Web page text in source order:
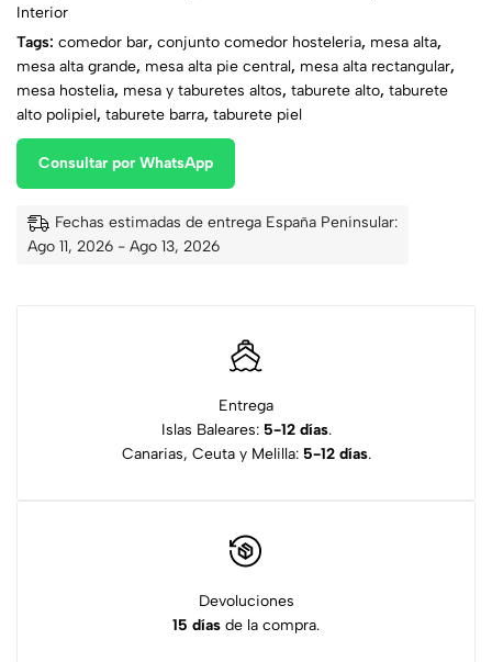
Interior
Tags: comedor bar, conjunto comedor hosteleria, mesa alta,
mesa alta grande, mesa alta pie central, mesa alta rectangular,
mesa hostelia, mesa y taburetes altos, taburete alto, taburete
alto polipiel, taburete barra, taburete piel
Consultar por WhatsApp
Fechas estimadas de entrega España Peninsular:
Ago 11, 2026 - Ago 13, 2026
Entrega
Islas Baleares: 5-12 días.
Canarias, Ceuta y Melilla: 5-12 días.
Devoluciones
15 días de la compra.